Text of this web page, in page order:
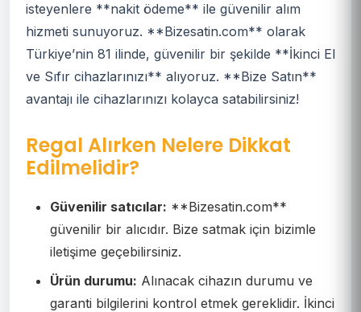
isteyenlere **nakit ödeme** ile güvenilir alım
hizmeti sunuyoruz. **Bizesatin.com** olarak
Türkiye’nin 81 ilinde, güvenilir bir şekilde **İkinci El
ve Sıfır cihazlarınızı** alıyoruz. **Bize Satın**
avantajı ile cihazlarınızı kolayca satabilirsiniz!
Regal Alırken Nelere Dikkat
Edilmelidir?
Güvenilir satıcılar: **Bizesatin.com**
güvenilir bir alıcıdır. Bize satmak için bizimle
iletişime geçebilirsiniz.
Ürün durumu: Alınacak cihazın durumu ve
garanti bilgilerini kontrol etmek gereklidir. İkinci